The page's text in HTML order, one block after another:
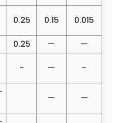
0.25 0.15 0.015
0.25 — —
- — -
— —